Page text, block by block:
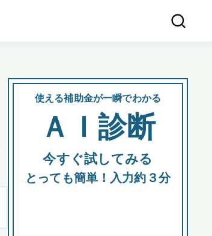
使える補助金が一瞬でわかる
ＡＩ診断
今すぐ試してみる
とっても簡単！入力約３分